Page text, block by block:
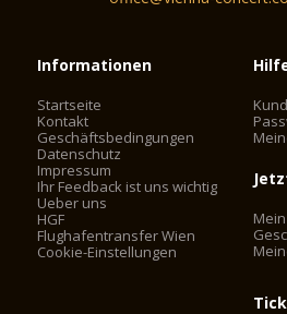
Informationen
Startseite
Kontakt
Geschäftsbedingungen
Datenschutz
Impressum
Ihr Feedback ist uns wichtig
Ueber uns
HGF
Flughafentransfer Wien
Cookie-Einstellungen